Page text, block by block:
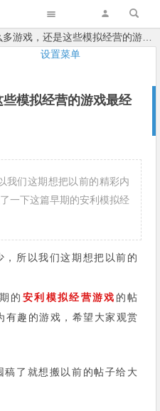
设置菜单
戏，还是这些模拟经营的游戏最经典最好玩
模拟经营的游戏最经
我们这期想把以前的精彩内
一下这篇早期的安利模拟经
所以我们这期想把以前的
的 安利模拟经营游戏 的帖
有趣的游戏，希望大家观赏
了就想搬以前的帖子给大